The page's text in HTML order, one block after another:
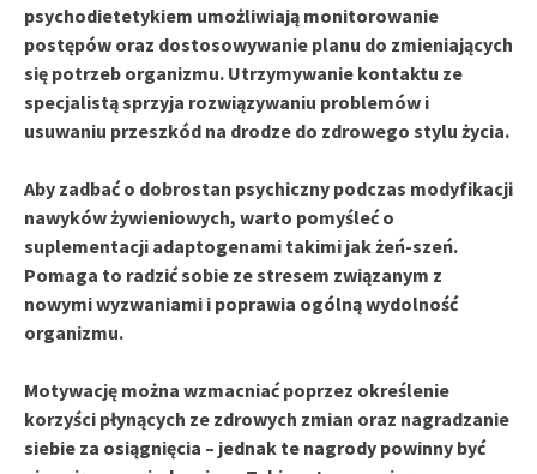
psychodietetykiem umożliwiają monitorowanie
postępów oraz dostosowywanie planu do zmieniających
się potrzeb organizmu. Utrzymywanie kontaktu ze
specjalistą sprzyja rozwiązywaniu problemów i
usuwaniu przeszkód na drodze do zdrowego stylu życia.
Aby zadbać o dobrostan psychiczny podczas modyfikacji
nawyków żywieniowych, warto pomyśleć o
suplementacji adaptogenami takimi jak żeń-szeń.
Pomaga to radzić sobie ze stresem związanym z
nowymi wyzwaniami i poprawia ogólną wydolność
organizmu.
Motywację można wzmacniać poprzez określenie
korzyści płynących ze zdrowych zmian oraz nagradzanie
siebie za osiągnięcia – jednak te nagrody powinny być